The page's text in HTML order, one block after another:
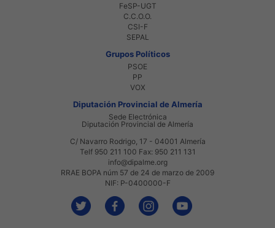
FeSP-UGT
C.C.O.O.
CSI-F
SEPAL
Grupos Políticos
PSOE
PP
VOX
Diputación Provincial de Almería
Sede Electrónica
Diputación Provincial de Almería
C/ Navarro Rodrigo, 17 - 04001 Almería
Telf 950 211 100 Fax: 950 211 131
info@dipalme.org
RRAE BOPA núm 57 de 24 de marzo de 2009
NIF: P-0400000-F